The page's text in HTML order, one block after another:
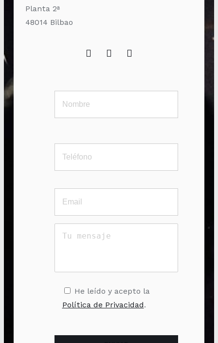
Planta 2ª
48014 Bilbao
He leído y acepto la
Política de Privacidad.